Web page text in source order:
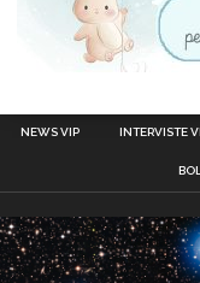
NEWS VIP INTERVISTE